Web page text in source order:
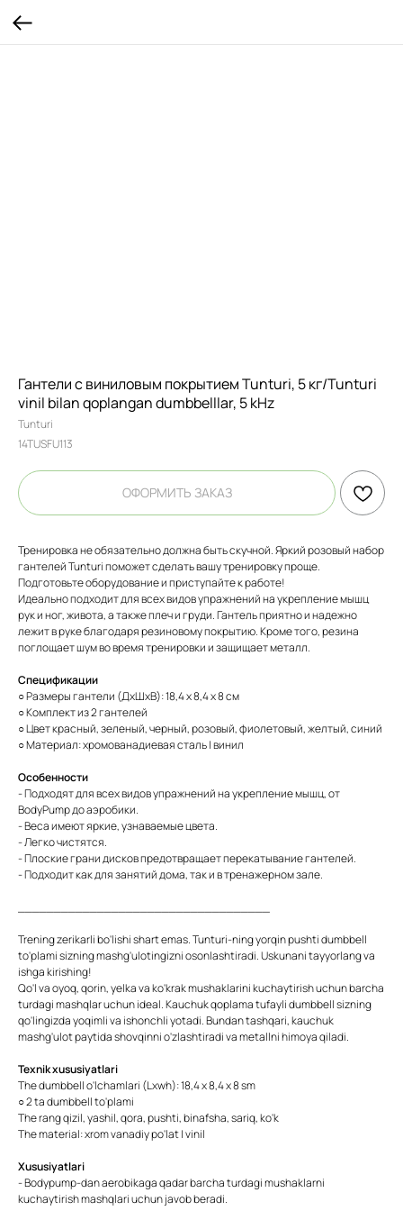
Гантели с виниловым покрытием Tunturi, 5 кг/Tunturi
vinil bilan qoplangan dumbbelllar, 5 kHz
Tunturi
14TUSFU113
ОФОРМИТЬ ЗАКАЗ
Тренировка не обязательно должна быть скучной. Яркий розовый набор
гантелей Tunturi поможет сделать вашу тренировку проще.
Подготовьте оборудование и приступайте к работе!
Идеально подходит для всех видов упражнений на укрепление мышц
рук и ног, живота, а также плеч и груди. Гантель приятно и надежно
лежит в руке благодаря резиновому покрытию. Кроме того, резина
поглощает шум во время тренировки и защищает металл.
Спецификации
○ Размеры гантели (ДхШхВ): 18,4 x 8,4 x 8 см
○ Комплект из 2 гантелей
○ Цвет красный, зеленый, черный, розовый, фиолетовый, желтый, синий
○ Материал: хромованадиевая сталь | винил
Особенности
- Подходят для всех видов упражнений на укрепление мышц, от
BodyPump до аэробики.
- Веса имеют яркие, узнаваемые цвета.
- Легко чистятся.
- Плоские грани дисков предотвращает перекатывание гантелей.
- Подходит как для занятий дома, так и в тренажерном зале.
Trening zerikarli bo'lishi shart emas. Tunturi-ning yorqin pushti dumbbell
to'plami sizning mashg'ulotingizni osonlashtiradi. Uskunani tayyorlang va
ishga kirishing!
Qo'l va oyoq, qorin, yelka va ko'krak mushaklarini kuchaytirish uchun barcha
turdagi mashqlar uchun ideal. Kauchuk qoplama tufayli dumbbell sizning
qo'lingizda yoqimli va ishonchli yotadi. Bundan tashqari, kauchuk
mashg'ulot paytida shovqinni o'zlashtiradi va metallni himoya qiladi.
Texnik xususiyatlari
The dumbbell o'lchamlari (Lxwh): 18,4 x 8,4 x 8 sm
○ 2 ta dumbbell to'plami
The rang qizil, yashil, qora, pushti, binafsha, sariq, ko'k
The material: xrom vanadiy po'lat | vinil
Xususiyatlari
- Bodypump-dan aerobikaga qadar barcha turdagi mushaklarni
kuchaytirish mashqlari uchun javob beradi.